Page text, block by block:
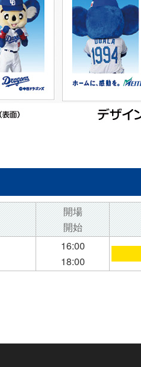
開場
開始
16:00
18:00